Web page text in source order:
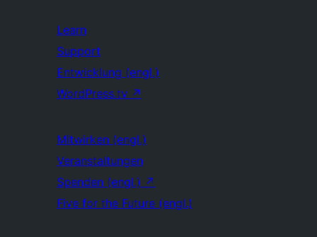
Learn
Support
Entwicklung (engl.)
WordPress.tv ↗
Mitwirken (engl.)
Veranstaltungen
Spenden (engl.) ↗
Five for the Future (engl.)